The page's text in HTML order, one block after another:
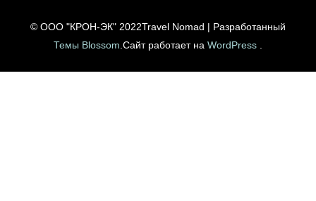
© ООО "КРОН-ЭК" 2022Travel Nomad | Разработанный
Темы Blossom .Сайт работает на WordPress